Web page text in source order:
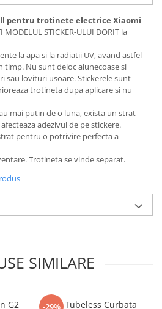
pentru trotinete electrice Xiaomi
MODELUL STICKER-ULUI DORIT la
la apa si la radiatii UV, avand astfel
timp. Nu sunt deloc alunecoase si
sau lovituri usoare. Stickerele sunt
trotineta dupa aplicare si nu
mai putin de o luna, exista un strat
adezivul de pe stickere.
pentru o potrivire perfecta a
Trotineta se vinde separat.
SIMILARE
G2
-29%
Valva Tubeless Curbata